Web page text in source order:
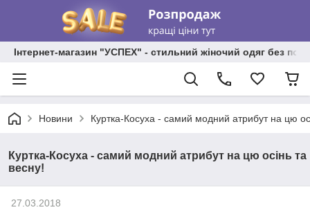
Інтернет-магазин "УСПЕХ" - стильний жіночий одяг без
Новини Куртка-Косуха - самий модний атрибут на цю
Куртка-Косуха - самий модний атрибут на цю осінь та
весну!
27.03.2018